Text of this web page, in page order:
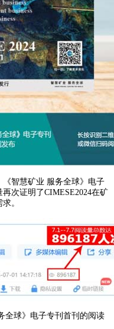
智慧矿业 服务全球》电子
次证明了CIMESE2024在矿
。
球》电子专刊首刊的阅读